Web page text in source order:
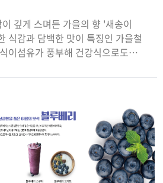
깊게 스며든 가을의 향 '새송이
식감과 담백한 맛이 특징인 가을철
이섬유가 풍부해 건강식으로도
석 '포도'포도는 달콤한